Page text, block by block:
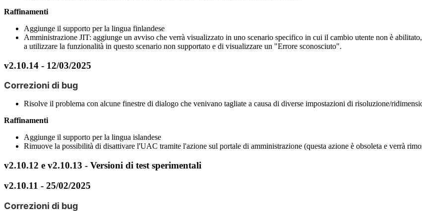
Raffinamenti
Aggiunge il supporto per la lingua finlandese
Amministrazione JIT: aggiunge un avviso che verrà visualizzato in uno scenario specifico in cui il cambio utente non è abilitato,
a utilizzare la funzionalità in questo scenario non supportato e di visualizzare un "Errore sconosciuto".
v2.10.14 - 12/03/2025
Correzioni di bug
Risolve il problema con alcune finestre di dialogo che venivano tagliate a causa di diverse impostazioni di risoluzione/
Raffinamenti
Aggiunge il supporto per la lingua islandese
Rimuove la possibilità di disattivare l'UAC tramite l'azione sul portale di amministrazione (questa azione è obsoleta e verrà
v2.10.12 e v2.10.13 - Versioni di test sperimentali
v2.10.11 - 25/02/2025
Correzioni di bug